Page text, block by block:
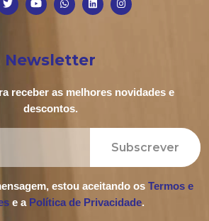
Newsletter
receber as melhores novidades e
descontos.
Subscrever
estou aceitando os Termos e
e a Política de Privacidade.